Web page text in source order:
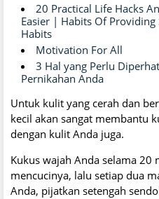
20 Practical Life Hacks
Easier | Habits Of
Habits
Motivation For All
3 Hal yang Perlu
Pernikahan Anda
Untuk kulit yang cerah dan
kecil akan sangat membantu
dengan kulit Anda juga.
Kukus wajah Anda selama 20
mencucinya, lalu setiap dua
Anda, pijatkan setengah